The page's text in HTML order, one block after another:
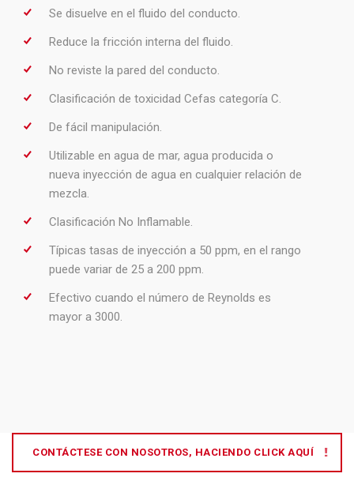
Se disuelve en el fluido del conducto.
Reduce la fricción interna del fluido.
No reviste la pared del conducto.
Clasificación de toxicidad Cefas categoría C.
De fácil manipulación.
Utilizable en agua de mar, agua producida o
nueva inyección de agua en cualquier relación de
mezcla.
Clasificación No Inflamable.
Típicas tasas de inyección a 50 ppm, en el rango
puede variar de 25 a 200 ppm.
Efectivo cuando el número de Reynolds es
mayor a 3000.
CONTÁCTESE CON NOSOTROS, HACIENDO CLICK AQUÍ